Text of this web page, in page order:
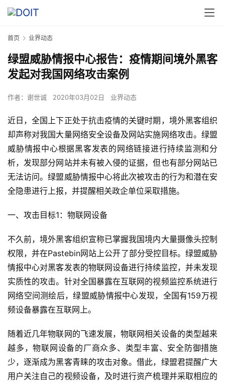
首页 业界动态
绿盟威胁情报中心报告：疫情期间境外黑客
发起对我国网络攻击案例
作者： 谢世诚 2020年03月02日 业界动态
近日，全国上下正处于抗击疫情的关键时期，境外黑客组织
却声称对我国大量网络安全设备及网站实施网络攻击。绿盟
威胁情报中心根据黑客发表的网络链接进行持续监测和分
析，发现部分网站并未有被入侵的证据，但也有部分网站已
无法访问。绿盟威胁情报中心将此次被攻击的行为和潜在安
全隐患进行上报，并提醒相关政企单位采取措施。
一、攻击目标1：物联网设备
不久前，境外黑客组织宣称已掌握我国境内大量摄像头控制
权限，并在Pastebin网站上公开了部分受控目标。绿盟威胁
情报中心对黑客发表的物联网设备进行持续监控，并未发现
实质性的攻击。针对全国暴露在互联网的视频监控系统进行
网络空间测绘后，绿盟威胁情报中心发现，全国有159万视
频设备暴露在互联网上。
随着近几年物联网的飞速发展，物联网相关设备的类型越来
越多，物联网设备的厂商众多、类型丰富、安全防御措施
少，逐渐成为黑客青睐的攻击对象。借此，绿盟君提醒广大
用户关注自己的视频设备，及时进行资产梳理并采取相应的